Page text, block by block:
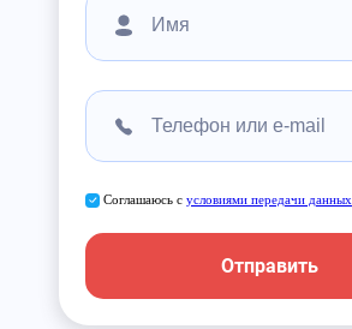
Соглашаюсь с условиями передачи данных
Отправить